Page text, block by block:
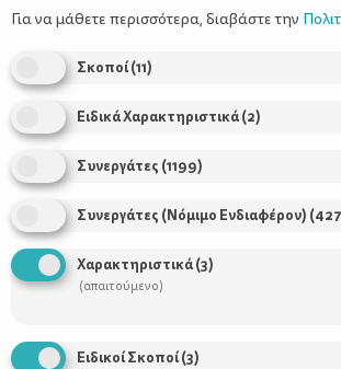
Χρήσιμοι Σύνδεσμοι
Για να μάθετε περισσότερα, διαβάστε την
Σκοποί(11)
Ειδικά Χαρακτηριστικά(2)
Συνεργάτες (1199)
Συνεργάτες (Νόμιμο Ενδιαφέρον) (427
Χαρακτηριστικά(3)
(απαιτούμενο)
Ειδικοί Σκοποί(3)